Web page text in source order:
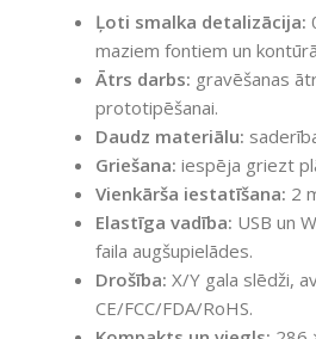
Ļoti smalka detalizācija:
maziem fontiem un
Ātrs darbs: gravēšanas
prototipēšanai.
Daudz materiālu:
Griešana: iespēja griezt
Vienkārša iestatīšana: 2
Elastīga vadība: USB un
faila augšupielādes.
Drošība: X/Y gala slēdži,
CE/FCC/FDA/RoHS.